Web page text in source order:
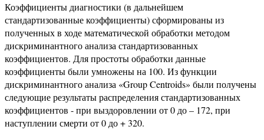
Коэффициенты диагностики (в дальнейшем
стандартизованные коэффициенты) сформированы из
полученных в ходе математической обработки методом
дискриминантного анализа стандартизованных
коэффициентов. Для простоты обработки данные
коэффициенты были умножены на 100. Из функции
дискриминантного анализа «Group Centroids» были получены
следующие результаты распределения стандартизованных
коэффициентов - при выздоровлении от 0 до – 172, при
наступлении смерти от 0 до + 320.